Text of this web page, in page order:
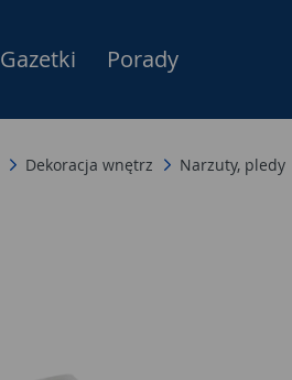
Gazetki Porady
Dekoracja wnętrz Narzuty, pledy